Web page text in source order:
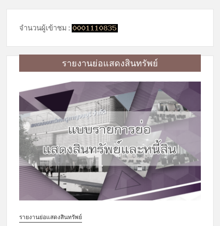
จำนวนผู้เข้าชม :
รายงานย่อแสดงสินทรัพย์
รายงานย่อแสดงสินทรัพย์